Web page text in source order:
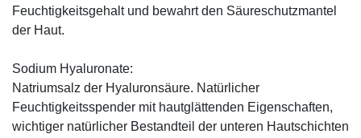
Feuchtigkeitsgehalt und bewahrt den Säureschutzmantel
der Haut.
Sodium Hyaluronate:
Natriumsalz der Hyaluronsäure. Natürlicher
Feuchtigkeitsspender mit hautglättenden Eigenschaften,
wichtiger natürlicher Bestandteil der unteren Hautschichten